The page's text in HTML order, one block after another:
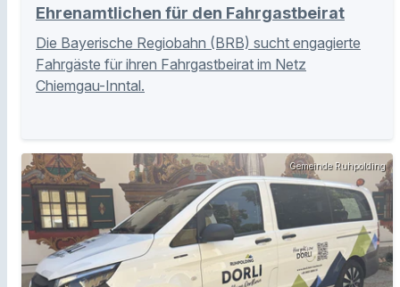
Ehrenamtlichen für den Fahrgastbeirat
Die Bayerische Regiobahn (BRB) sucht engagierte
Fahrgäste für ihren Fahrgastbeirat im Netz
Chiemgau-Inntal.
Gemeinde Ruhpolding